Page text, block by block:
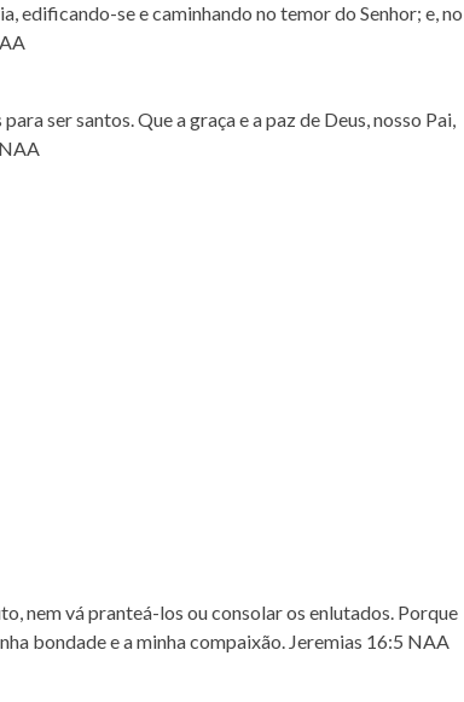
edificando-se e caminhando no temor do Senhor; e, no
ser santos. Que a graça e a paz de Deus, nosso Pai,
nem vá pranteá-los ou consolar os enlutados. Porque
bondade e a minha compaixão. Jeremias 16:5 NAA